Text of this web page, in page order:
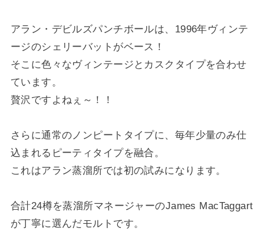
アラン・デビルズパンチボールは、1996年ヴィンテ
ージのシェリーバットがベース！
そこに色々なヴィンテージとカスクタイプを合わせ
ています。
贅沢ですよねぇ～！！
さらに通常のノンピートタイプに、毎年少量のみ仕
込まれるピーティタイプを融合。
これはアラン蒸溜所では初の試みになります。
合計24樽を蒸溜所マネージャーのJames MacTaggart
が丁寧に選んだモルトです。